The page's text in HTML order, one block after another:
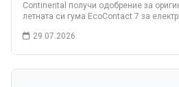
Continental получи одобрение за
летната си гума EcoContact 7 за
29.07.2026